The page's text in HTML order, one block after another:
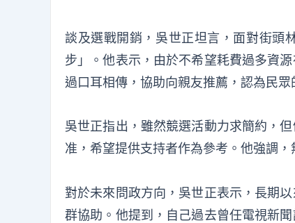
談及選戰開銷，吳世正坦言，面對街頭
步」。他表示，由於不希望耗費過多資
過口耳相傳，協助向親友推薦，認為民
吳世正指出，雖然競選活動力求簡約，
准，希望提供支持者作為參考。他強調
對於未來問政方向，吳世正表示，長期
群協助。他提到，自己過去曾任電視新